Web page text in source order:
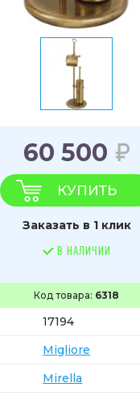
Код товара: 6318
17194
Migliore
Mirella
60 500
КУПИТЬ
Заказать в 1 клик
В НАЛИЧИИ